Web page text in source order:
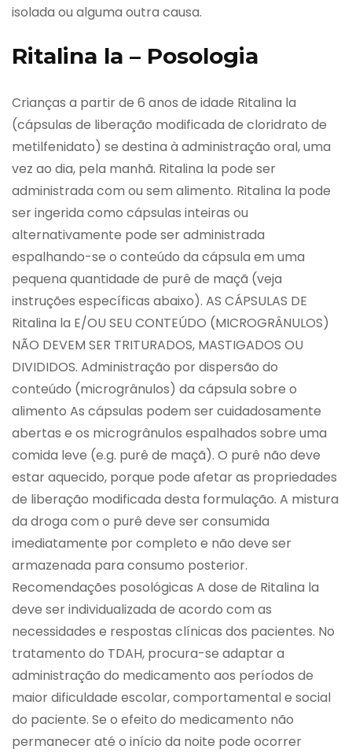
isolada ou alguma outra causa.
Ritalina la – Posologia
Crianças a partir de 6 anos de idade Ritalina la
(cápsulas de liberação modificada de cloridrato de
metilfenidato) se destina à administração oral, uma
vez ao dia, pela manhã. Ritalina la pode ser
administrada com ou sem alimento. Ritalina la pode
ser ingerida como cápsulas inteiras ou
alternativamente pode ser administrada
espalhando-se o conteúdo da cápsula em uma
pequena quantidade de purê de maçã (veja
instruções específicas abaixo). AS CÁPSULAS DE
Ritalina la E/OU SEU CONTEÚDO (MICROGRÂNULOS)
NÃO DEVEM SER TRITURADOS, MASTIGADOS OU
DIVIDIDOS. Administração por dispersão do
conteúdo (microgrânulos) da cápsula sobre o
alimento As cápsulas podem ser cuidadosamente
abertas e os microgrânulos espalhados sobre uma
comida leve (e.g. purê de maçã). O purê não deve
estar aquecido, porque pode afetar as propriedades
de liberação modificada desta formulação. A mistura
da droga com o purê deve ser consumida
imediatamente por completo e não deve ser
armazenada para consumo posterior.
Recomendações posológicas A dose de Ritalina la
deve ser individualizada de acordo com as
necessidades e respostas clínicas dos pacientes. No
tratamento do TDAH, procura-se adaptar a
administração do medicamento aos períodos de
maior dificuldade escolar, comportamental e social
do paciente. Se o efeito do medicamento não
permanecer até o início da noite pode ocorrer